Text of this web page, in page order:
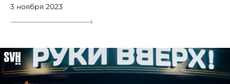
3 ноября 2023